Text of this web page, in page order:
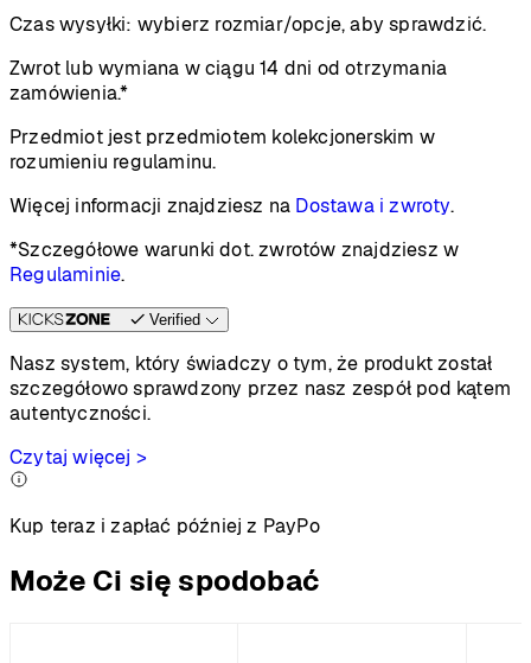
Czas wysyłki: wybierz rozmiar/opcje, aby sprawdzić.
Zwrot lub wymiana w ciągu 14 dni od otrzymania
zamówienia.*
Przedmiot jest przedmiotem kolekcjonerskim w
rozumieniu regulaminu.
Więcej informacji znajdziesz na Dostawa i zwroty.
*Szczegółowe warunki dot. zwrotów znajdziesz w
Regulaminie.
Verified
Nasz system, który świadczy o tym, że produkt został
szczegółowo sprawdzony przez nasz zespół pod kątem
autentyczności.
Czytaj więcej >
Kup teraz i zapłać później z PayPo
Może Ci się spodobać